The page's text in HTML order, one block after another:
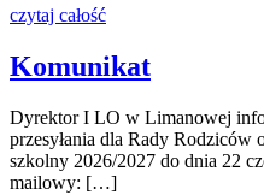
czytaj całość
Komunikat
Dyrektor I LO w Limanowej
przesyłania dla Rady Rodziców
szkolny 2026/2027 do dnia 22
mailowy: […]